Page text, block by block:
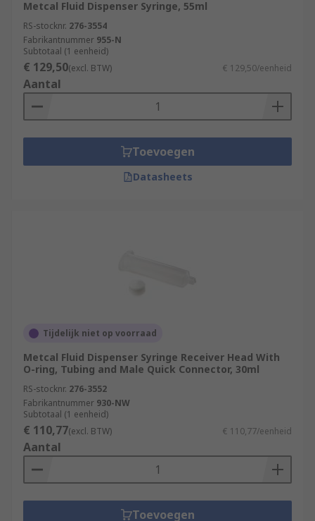
Metcal Fluid Dispenser Syringe, 55ml
RS-stocknr. 276-3554
Fabrikantnummer 955-N
Subtotaal (1 eenheid)
€ 129,50(excl. BTW) € 129,50/eenheid
Aantal
Toevoegen
Datasheets
Tijdelijk niet op voorraad
Metcal Fluid Dispenser Syringe Receiver Head With
O-ring, Tubing and Male Quick Connector, 30ml
RS-stocknr. 276-3552
Fabrikantnummer 930-NW
Subtotaal (1 eenheid)
€ 110,77(excl. BTW) € 110,77/eenheid
Aantal
Toevoegen